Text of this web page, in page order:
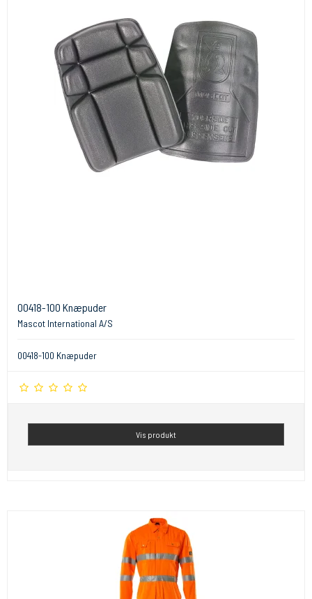
00418-100 Knæpuder
Mascot International A/S
00418-100 Knæpuder
Vis produkt